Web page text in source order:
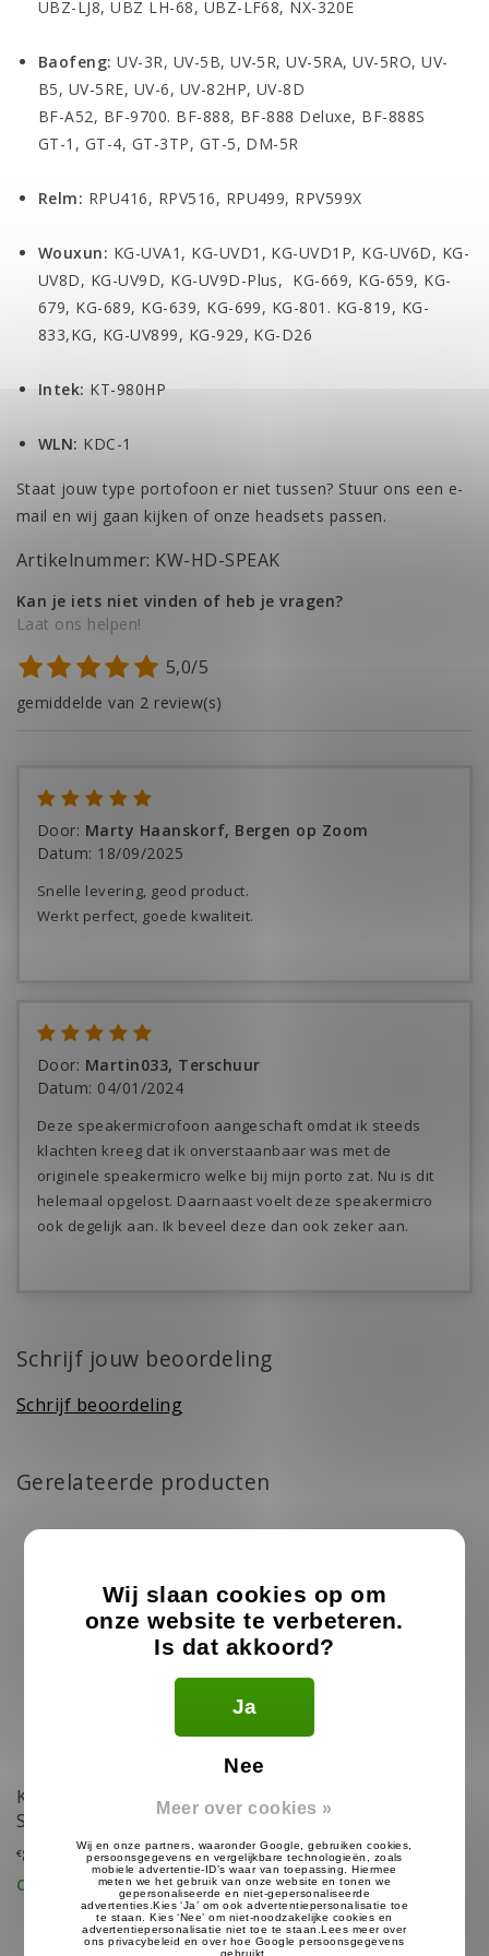
UBZ-LJ8, UBZ LH-68, UBZ-LF68, NX-320E
Baofeng:UV-3R, UV-5B, UV-5R, UV-5RA, UV-5RO, UV-
B5, UV-5RE, UV-6, UV-82HP, UV-8D
BF-A52, BF-9700. BF-888, BF-888 Deluxe, BF-888S
GT-1, GT-4, GT-3TP, GT-5, DM-5R
Relm: RPU416, RPV516, RPU499, RPV599X
Wouxun: KG-UVA1, KG-UVD1, KG-UVD1P, KG-UV6D, KG-
UV8D, KG-UV9D, KG-UV9D-Plus, KG-669, KG-659, KG-
679, KG-689, KG-639, KG-699, KG-801. KG-819, KG-
833,KG, KG-UV899, KG-929, KG-D26
Intek: KT-980HP
WLN: KDC-1
Staat jouw type portofoon er niet tussen? Stuur ons een e-
mail en wij gaan kijken of onze headsets passen.
Artikelnummer: KW-HD-SPEAK
Kan je iets niet vinden of heb je vragen?
Laat ons helpen!
5,0/5
gemiddelde van 2 review(s)
Door: Marty Haanskorf, Bergen op Zoom
Datum: 18/09/2025
Snelle levering, geod product.
Werkt perfect, goede kwaliteit.
Door: Martin033, Terschuur
Datum: 04/01/2024
Deze speakermicrofoon aangeschaft omdat ik steeds
klachten kreeg dat ik onverstaanbaar was met de
originele speakermicro welke bij mijn porto zat. Nu is dit
helemaal opgelost. Daarnaast voelt deze speakermicro
ook degelijk aan. Ik beveel deze dan ook zeker aan.
Schrijf jouw beoordeling
Schrijf beoordeling
Gerelateerde producten
Kenwood KMC-45D
Speaker Microfoon
€84.99
Op voorraad
3.5mm Listen Only
Oortje
€13.99
Op voorraad
Wij slaan cookies op om
onze website te verbeteren.
Is dat akkoord?
Ja
Nee
Meer over cookies »